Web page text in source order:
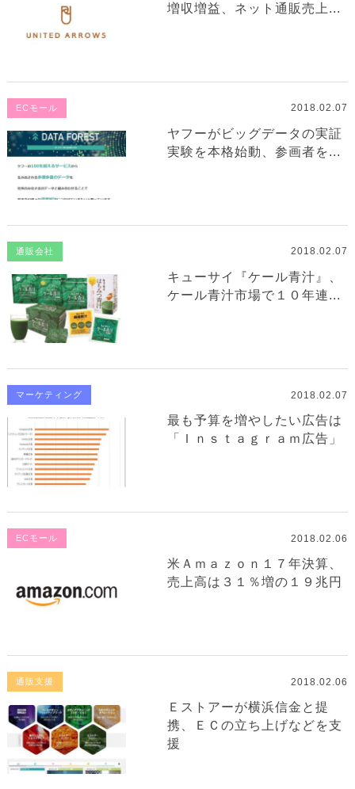
増収増益、ネット通販売上...
ECモール 2018.02.07
ヤフーがビッグデータの実証
実験を本格始動、参画者を...
通販会社 2018.02.07
キューサイ『ケール青汁』、
ケール青汁市場で１０年連...
マーケティング 2018.02.07
最も予算を増やしたい広告は
「Ｉｎｓｔａｇｒａｍ広告」
ECモール 2018.02.06
米Ａｍａｚｏｎ１７年決算、
売上高は３１％増の１９兆円
通販支援 2018.02.06
Ｅストアーが横浜信金と提
携、ＥＣの立ち上げなどを支
援